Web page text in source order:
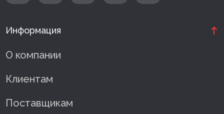
Информация
О компании
Клиентам
Поставщикам